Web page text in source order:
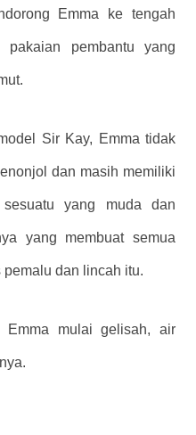
Emma ke tengah
pakaian pembantu yang
Sir Kay, Emma tidak
dan masih memiliki
yang muda dan
yang membuat semua
dan lincah itu.
Emma mulai gelisah, air